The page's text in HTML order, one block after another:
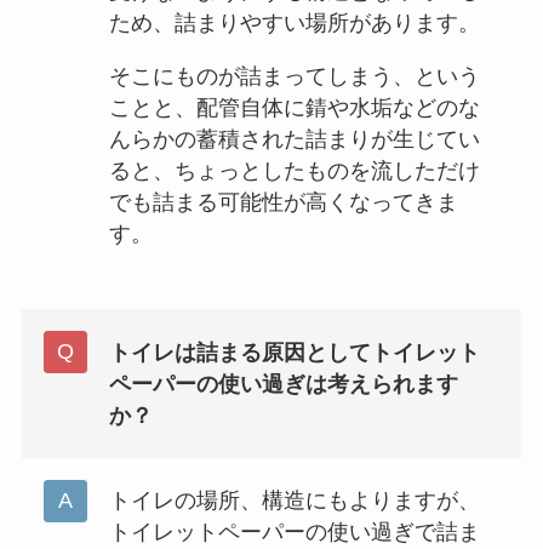
ため、詰まりやすい場所があります。
そこにものが詰まってしまう、という
ことと、配管自体に錆や水垢などのな
んらかの蓄積された詰まりが生じてい
ると、ちょっとしたものを流しただけ
でも詰まる可能性が高くなってきま
す。
トイレは詰まる原因としてトイレット
ペーパーの使い過ぎは考えられます
か？
トイレの場所、構造にもよりますが、
トイレットペーパーの使い過ぎで詰ま